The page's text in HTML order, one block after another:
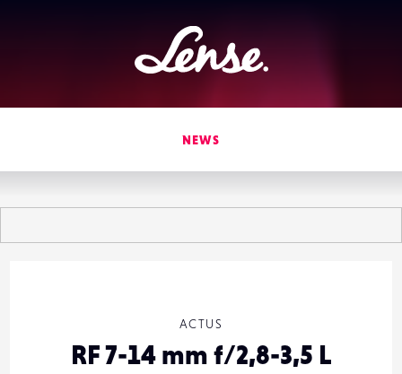
Lense
NEWS
ACTUS
RF 7-14 mm f/2,8-3,5 L